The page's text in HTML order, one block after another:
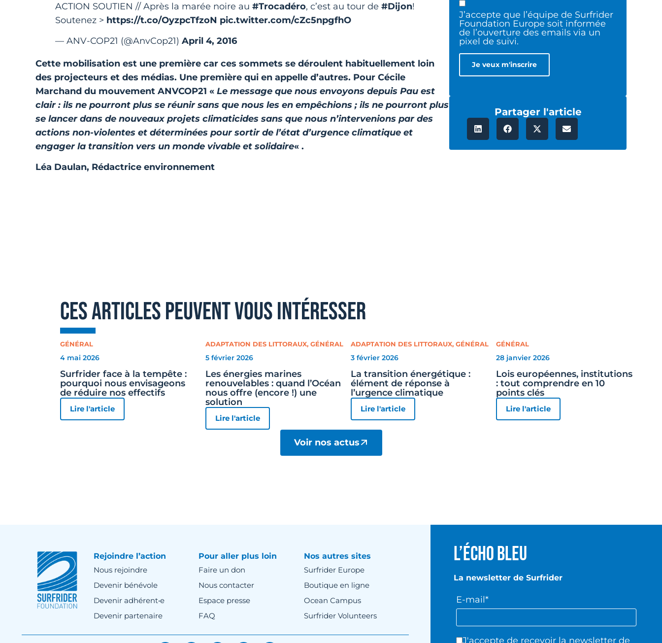
ACTION SOUTIEN // Après la marée noire au #Trocadéro, c’est au tour de #Dijon!
Soutenez > https://t.co/OyzpcTfzoN pic.twitter.com/cZc5npgfhO
— ANV-COP21 (@AnvCop21) April 4, 2016
Cette mobilisation est une première car ces sommets se déroulent habituellement loin
des projecteurs et des médias. Une première qui en appelle d’autres. Pour Cécile
Marchand du mouvement ANVCOP21 « Le message que nous envoyons depuis Pau est
clair : ils ne pourront plus se réunir sans que nous les en empêchions ; ils ne pourront plus
se lancer dans de nouveaux projets climaticides sans que nous n’intervenions par des
actions non-violentes et déterminées pour sortir de l’état d’urgence climatique et
engager la transition vers un monde vivable et solidaire« .
Léa Daulan, Rédactrice environnement
J’accepte que l’équipe de Surfrider
Foundation Europe soit informée
de l’ouverture des emails via un
pixel de suivi.
Partager l'article
ces articles peuvent vous intéresser
GÉNÉRAL
4 mai 2026
Surfrider face à la tempête :
pourquoi nous envisageons
de réduire nos effectifs
Lire l'article
ADAPTATION DES LITTORAUX, GÉNÉRAL
5 février 2026
Les énergies marines
renouvelables : quand l’Océan
nous offre (encore !) une
solution
Lire l'article
ADAPTATION DES LITTORAUX, GÉNÉRAL
3 février 2026
La transition énergétique :
élément de réponse à
l’urgence climatique
Lire l'article
GÉNÉRAL
28 janvier 2026
Lois européennes, institutions
: tout comprendre en 10
points clés
Lire l'article
Voir nos actus
Rejoindre l’action
Nous rejoindre
Devenir bénévole
Devenir adhérent•e
Devenir partenaire
Pour aller plus loin
Faire un don
Nous contacter
Espace presse
FAQ
Nos autres sites
Surfrider Europe
Boutique en ligne
Ocean Campus
Surfrider Volunteers
L’écho Bleu
La newsletter de Surfrider
E-mail*
J'accepte de recevoir la newsletter de